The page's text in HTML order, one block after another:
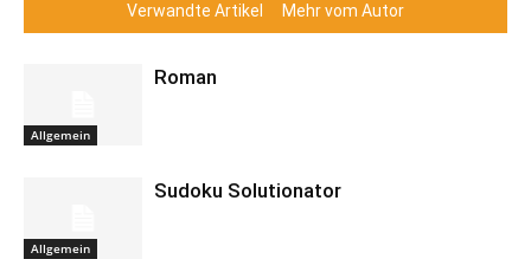
Verwandte Artikel Mehr vom Autor
Allgemein
Roman
Allgemein
Sudoku Solutionator